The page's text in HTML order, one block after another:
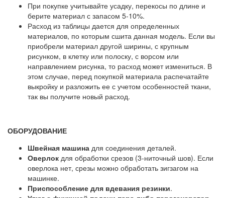
При покупке учитывайте усадку, перекосы по длине и
берите материал с запасом 5-10%.
Расход из таблицы дается для определенных
материалов, по которым сшита данная модель. Если вы
приобрели материал другой ширины, с крупным
рисунком, в клетку или полоску, с ворсом или
направлением рисунка, то расход может измениться. В
этом случае, перед покупкой материала распечатайте
выкройку и разложить ее с учетом особенностей ткани,
так вы получите новый расход.
ОБОРУДОВАНИЕ
Швейная машина для соединения деталей.
Оверлок для обработки срезов (3-ниточный шов). Если
оверлока нет, срезы можно обработать зигзагом на
машинке.
Приспособление для вдевания резинки.